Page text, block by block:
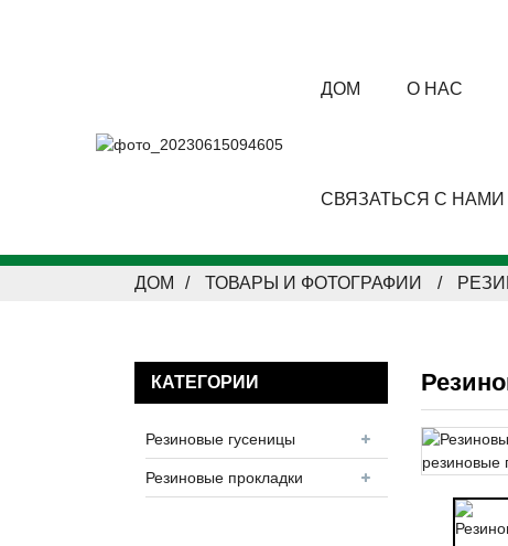
ДОМ О НАС
СВЯЗАТЬСЯ С НАМИ
ДОМ ТОВАРЫ И ФОТОГРАФИИ
КАТЕГОРИИ
Резиновые гусеницы
Резиновые прокладки